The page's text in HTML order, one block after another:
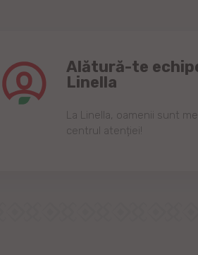
Alătură-te
Linella
Lа Linellа, oаmenii sunt
centrul аtenției!